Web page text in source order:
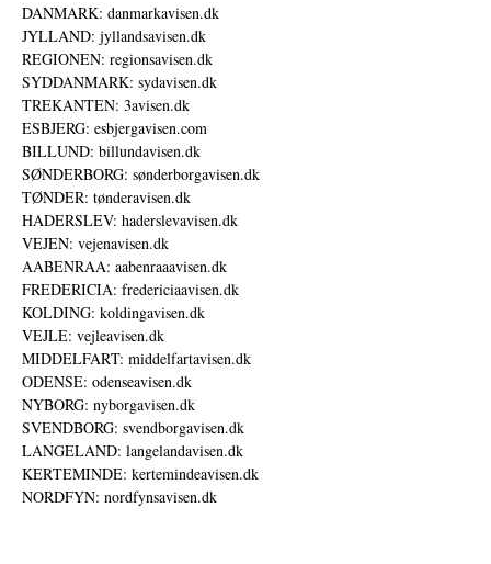
DANMARK: danmarkavisen.dk
JYLLAND: jyllandsavisen.dk
REGIONEN: regionsavisen.dk
SYDDANMARK: sydavisen.dk
TREKANTEN: 3avisen.dk
ESBJERG: esbjergavisen.com
BILLUND: billundavisen.dk
SØNDERBORG: sønderborgavisen.dk
TØNDER: tønderavisen.dk
HADERSLEV: haderslevavisen.dk
VEJEN: vejenavisen.dk
AABENRAA: aabenraaavisen.dk
FREDERICIA: fredericiaavisen.dk
KOLDING: koldingavisen.dk
VEJLE: vejleavisen.dk
MIDDELFART: middelfartavisen.dk
ODENSE: odenseavisen.dk
NYBORG: nyborgavisen.dk
SVENDBORG: svendborgavisen.dk
LANGELAND: langelandavisen.dk
KERTEMINDE: kertemindeavisen.dk
NORDFYN: nordfynsavisen.dk